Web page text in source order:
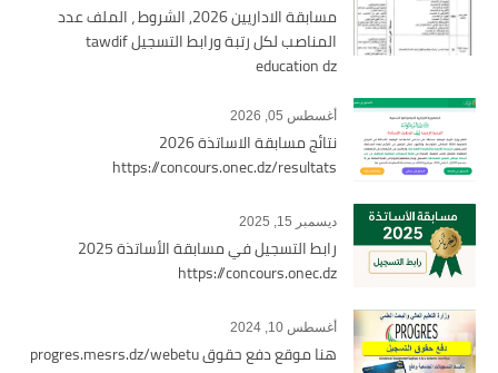
مسابقة الاداريين 2026, الشروط ، الملف عدد
المناصب لكل رتبة ورابط التسجيل tawdif
education dz
أغسطس 05, 2026
نتائج مسابقة الاساتذة 2026
https://concours.onec.dz/resultats
ديسمبر 15, 2025
رابط التسجيل في مسابقة الأساتذة 2025
https://concours.onec.dz
أغسطس 10, 2024
هنا موقع دفع حقوق progres.mesrs.dz/webetu